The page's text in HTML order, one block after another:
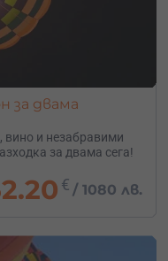
за двама
вино и незабравими
за двама сега!
€ / 1080 лв.